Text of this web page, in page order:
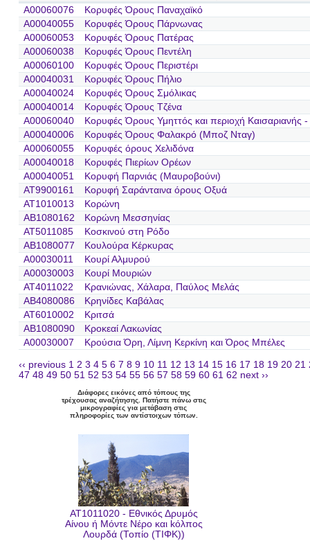
A00060076
Κορυφές Όρους Παναχαϊκό
A00040055
Κορυφές Όρους Πάρνωνας
A00060053
Κορυφές Όρους Πατέρας
A00060038
Κορυφές Όρους Πεντέλη
A00060100
Κορυφές Όρους Περιστέρι
A00040031
Κορυφές Όρους Πήλιο
A00040024
Κορυφές Όρους Σμόλικας
A00040014
Κορυφές Όρους Τζένα
A00060040
Κορυφές Όρους Υμηττός και περιοχή Καισαριανής
A00040006
Κορυφές Όρους Φαλακρό (Μποζ Νταγ)
A00060055
Κορυφές όρους Χελιδόνα
A00040018
Κορυφές Πιερίων Ορέων
A00040051
Κορυφή Παρνιάς (Μαυροβούνι)
AT9900161
Κορυφή Σαράνταινα όρους Οξυά
AT1010013
Κορώνη
AB1080162
Κορώνη Μεσσηνίας
AT5011085
Κοσκινού στη Ρόδο
AB1080077
Κουλούρα Κέρκυρας
A00030011
Κουρί Αλμυρού
A00030003
Κουρί Μουριών
AT4011022
Κρανιώνας, Χάλαρα, Παύλος Μελάς
AB4080086
Κρηνίδες Καβάλας
AT6010002
Κριτσά
AB1080090
Κροκεαί Λακωνίας
A00030007
Κρούσια Όρη, Λίμνη Κερκίνη και Όρος Μπέλες
‹‹ previous 1 2 3 4 5 6 7 8 9 10 11 12 13 14 15 16 17 18 19 20 21
47 48 49 50 51 52 53 54 55 56 57 58 59 60 61 62 next ››
Διάφορες εικόνες από τόπους της
τρέχουσας αναζήτησης. Πατήστε πάνω στις
μικρογραφίες για μετάβαση στις
πληροφορίες των αντίστοιχων τόπων.
AT1011020 - Εθνικός Δρυμός
Αίνου ή Μόντε Νέρο και kόλπος
Λουρδά (Τοπίο (ΤΙΦΚ))